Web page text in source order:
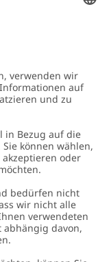
anderen Rabatten
Artikel. Lies unsere
Schicken